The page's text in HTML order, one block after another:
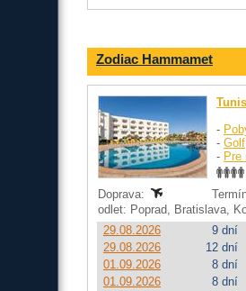
Zodiac Hammamet
-
- Golf
- Pre
Doprava:
odlet: Poprad, Bratislava,
29.08.2026
9 dní
29.08.2026
12 dní
01.09.2026
8 dní
01.09.2026
8 dní